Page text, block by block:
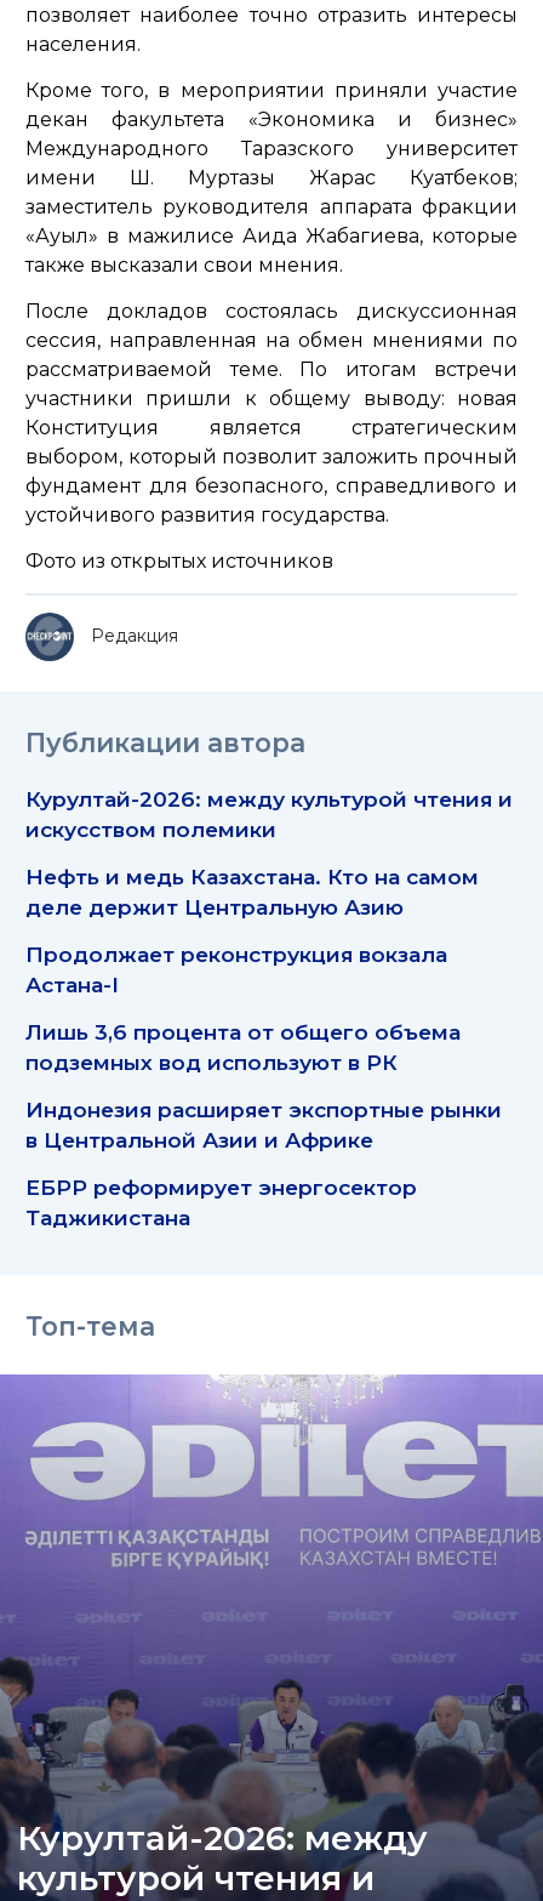
позволяет наиболее точно отразить интересы
населения.
Кроме того, в мероприятии приняли участие
декан факультета «Экономика и бизнес»
Международного Таразского университет
имени Ш. Муртазы Жарас Куатбеков;
заместитель руководителя аппарата фракции
«Ауыл» в мажилисе Аида Жабагиева, которые
также высказали свои мнения.
После докладов состоялась дискуссионная
сессия, направленная на обмен мнениями по
рассматриваемой теме. По итогам встречи
участники пришли к общему выводу: новая
Конституция является стратегическим
выбором, который позволит заложить прочный
фундамент для безопасного, справедливого и
устойчивого развития государства.
Фото из открытых источников
Редакция
Публикации автора
Курултай-2026: между культурой чтения и
искусством полемики
Нефть и медь Казахстана. Кто на самом
деле держит Центральную Азию
Продолжает реконструкция вокзала
Астана-I
Лишь 3,6 процента от общего объема
подземных вод используют в РК
Индонезия расширяет экспортные рынки
в Центральной Азии и Африке
ЕБРР реформирует энергосектор
Таджикистана
Топ-тема
Курултай-2026: между
культурой чтения и